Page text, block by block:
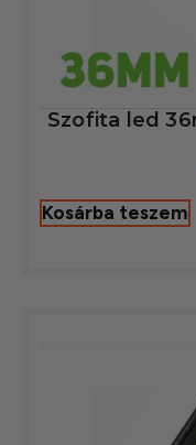
Szofita led
Kosárba teszem